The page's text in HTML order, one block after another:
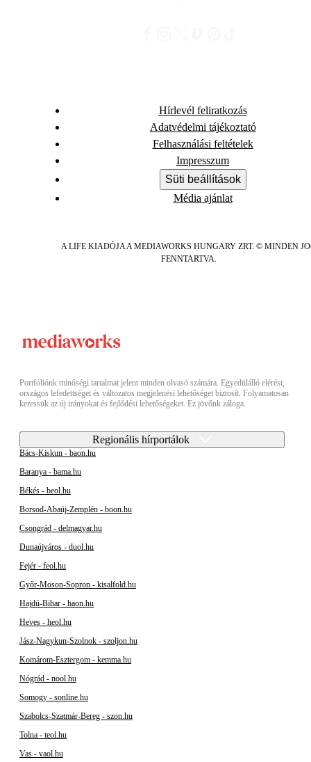
Hírlevél feliratkozás
Adatvédelmi tájékoztató
Felhasználási feltételek
Impresszum
Süti beállítások
Média ajánlat
A LIFE KIADÓJA A MEDIAWORKS HUNGARY ZRT. © MINDEN
FENNTARTVA.
Portfóliónk minőségi tartalmat jelent minden olvasó számára. Egyedülálló elérést,
országos lefedettséget és változatos megjelenési lehetőséget biztosít. Folyamatosan
keressük az új irányokat és fejlődési lehetőségeket. Ez jövőnk záloga.
Regionális hírportálok
Bács-Kiskun - baon.hu
Baranya - bama.hu
Békés - beol.hu
Borsod-Abaúj-Zemplén - boon.hu
Csongrád - delmagyar.hu
Dunaújváros - duol.hu
Fejér - feol.hu
Győr-Moson-Sopron - kisalfold.hu
Hajdú-Bihar - haon.hu
Heves - heol.hu
Jász-Nagykun-Szolnok - szoljon.hu
Komárom-Esztergom - kemma.hu
Nógrád - nool.hu
Somogy - sonline.hu
Szabolcs-Szatmár-Bereg - szon.hu
Tolna - teol.hu
Vas - vaol.hu